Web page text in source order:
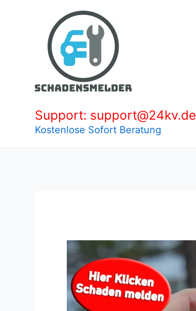
Support: support@24kv.de
Kostenlose Sofort Beratung